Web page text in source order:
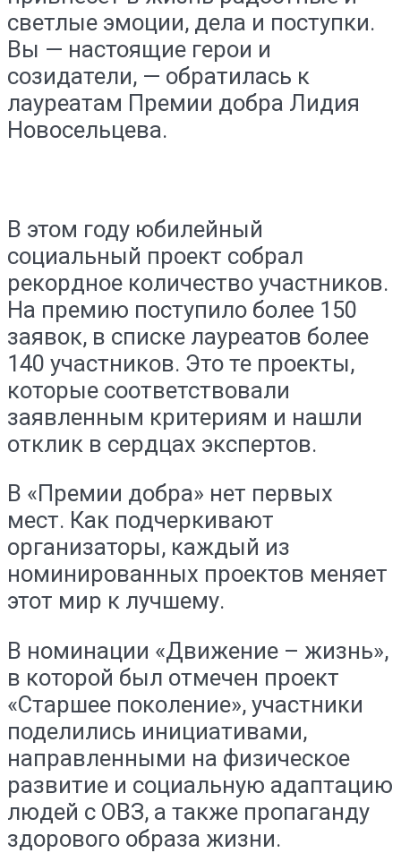
светлые эмоции, дела и поступки.
Вы — настоящие герои и
созидатели, — обратилась к
лауреатам Премии добра Лидия
Новосельцева.
В этом году юбилейный
социальный проект собрал
рекордное количество участников.
На премию поступило более 150
заявок, в списке лауреатов более
140 участников. Это те проекты,
которые соответствовали
заявленным критериям и нашли
отклик в сердцах экспертов.
В «Премии добра» нет первых
мест. Как подчеркивают
организаторы, каждый из
номинированных проектов меняет
этот мир к лучшему.
В номинации «Движение – жизнь»,
в которой был отмечен проект
«Старшее поколение», участники
поделились инициативами,
направленными на физическое
развитие и социальную адаптацию
людей с ОВЗ, а также пропаганду
здорового образа жизни.